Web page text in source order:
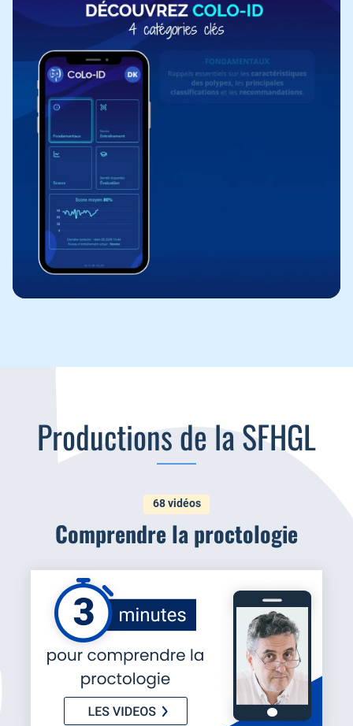
Productions de la SFHGL
68 vidéos
Comprendre la proctologie